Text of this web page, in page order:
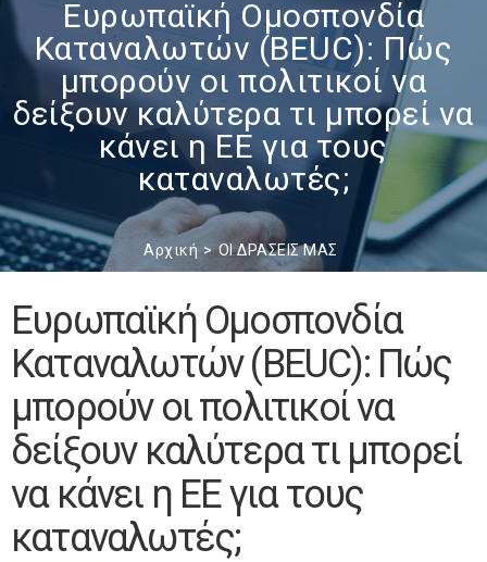
Ευρωπαϊκή Ομοσπονδία
Καταναλωτών (BEUC): Πώς
μπορούν οι πολιτικοί να
δείξουν καλύτερα τι μπορεί να
κάνει η ΕΕ για τους
καταναλωτές;
Αρχική ΟΙ ΔΡΑΣΕΙΣ ΜΑΣ
Ευρωπαϊκή Ομοσπονδία
Καταναλωτών (BEUC): Πώς
μπορούν οι πολιτικοί να
δείξουν καλύτερα τι μπορεί
να κάνει η ΕΕ για τους
καταναλωτές;